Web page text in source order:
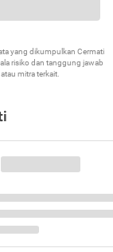
yang dikumpulkan Cermati
risiko dan tanggung jawab
mitra terkait.